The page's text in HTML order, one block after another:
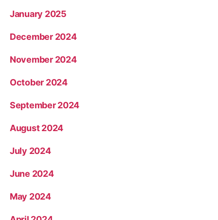
January 2025
December 2024
November 2024
October 2024
September 2024
August 2024
July 2024
June 2024
May 2024